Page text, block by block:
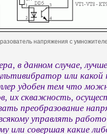
напряжения с
в данном случае,
или какой
удобен тем что
их скважность,
преобразование
управлять
или совершая какие